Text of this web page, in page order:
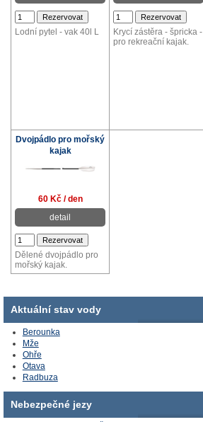
Lodní pytel - vak 40l L
Krycí zástěra - špricka -
pro rekreační kajak.
Dvojpádlo pro mořský
kajak
60 Kč / den
detail
Dělené dvojpádlo pro
mořský kajak.
Aktuální stav vody
Berounka
Mže
Ohře
Otava
Radbuza
Nebezpečné jezy